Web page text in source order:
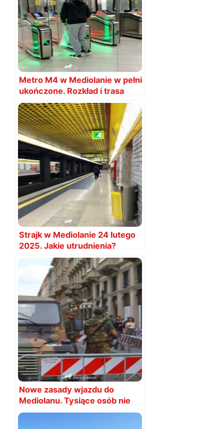
Metro M4 w Mediolanie w pełni
ukończone. Rozkład i trasa
Strajk w Mediolanie 24 lutego
2025. Jakie utrudnienia?
Nowe zasady wjazdu do
Mediolanu. Tysiące osób nie
wjadą